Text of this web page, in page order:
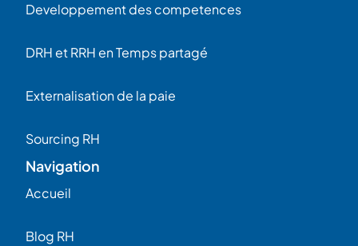
Developpement des competences
DRH et RRH en Temps partagé
Externalisation de la paie
Sourcing RH
Navigation
Accueil
Blog RH